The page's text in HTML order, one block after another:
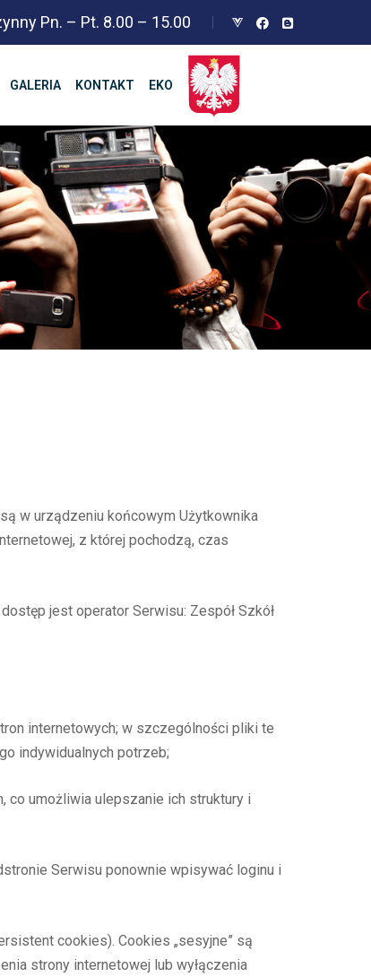
Pn. – Pt. 8.00 – 15.00
GALERIA KONTAKT EKO
w urządzeniu końcowym Użytkownika
z której pochodzą, czas
jest operator Serwisu: Zespół Szkół
internetowych; w szczególności pliki te
indywidualnych potrzeb;
co umożliwia ulepszanie ich struktury i
Serwisu ponownie wpisywać loginu i
cookies). Cookies „sesyjne” są
strony internetowej lub wyłączenia